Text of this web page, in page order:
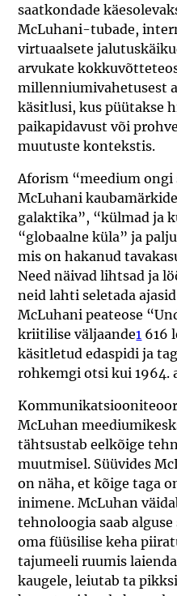
saatkondade
McLuhani-tubade,
virtuaalsete
arvukate
millenniumivahetusest
käsitlusi, kus püütakse
paikapidavust või
muutuste kontekstis.
Aforism “meedium
McLuhani
galaktika”, “külmad ja
“globaalne küla” ja
mis on hakanud
Need näivad lihtsad ja
neid lahti seletada
McLuhani peateose
kriitilise väljaande1 616
käsitletud edaspidi ja
rohkemgi otsi kui 1964.
McLuhan
tähtsustab eelkõige
muutmisel. Süüvides
on näha, et kõige taga
inimene. McLuhan
tehnoloogia saab
oma füüsilise keha
tajumeeli ruumis
kaugele, leiutab ta